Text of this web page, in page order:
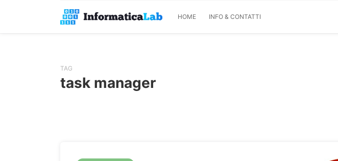
HOME INFO & CONTATTI
TAG
task manager